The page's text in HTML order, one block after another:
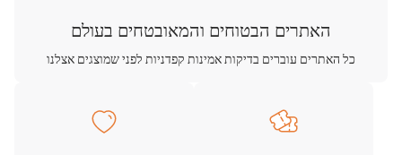
האתרים הבטוחים והמאובטחים בעולם
כל האתרים עוברים בדיקות אמינות קפדניות לפני שמוצגים אצלנו